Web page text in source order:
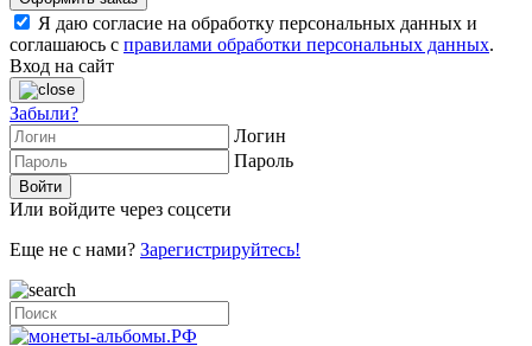
Я даю согласие на обработку персональных данных и
соглашаюсь с правилами обработки персональных данных.
Вход на сайт
Забыли?
Логин
Пароль
Или войдите через соцсети
Еще не с нами? Зарегистрируйтесь!